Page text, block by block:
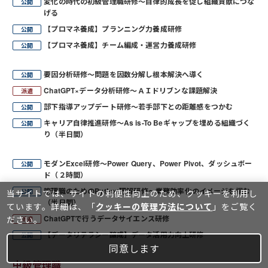
げる
【プロマネ養成】プランニング力養成研修
【プロマネ養成】チーム編成・運営力養成研修
要因分析研修～問題を因数分解し根本解決へ導く
ChatGPT×データ分析研修～ＡＩドリブンな課題解決
部下指導アップデート研修～若手部下との距離感をつかむ
キャリア自律推進研修～As is-To Beギャップを埋める組織づく
り（半日間）
モダンExcel研修～Power Query、Power Pivot、ダッシュボー
ド（２時間）
管理職のためのPython理解研修～業務効率化のイメージを掴む
（半日間）
ChatGPTで行うデータサイエンス研修
【データリテラシー醸成】データ活用力向上研修
中級管理職
当サイトでは、サイトの利便性向上のため、クッキーを利⽤し
ています。詳細は、「クッキーの管理方法について 」をご覧く
ださい。
同意します